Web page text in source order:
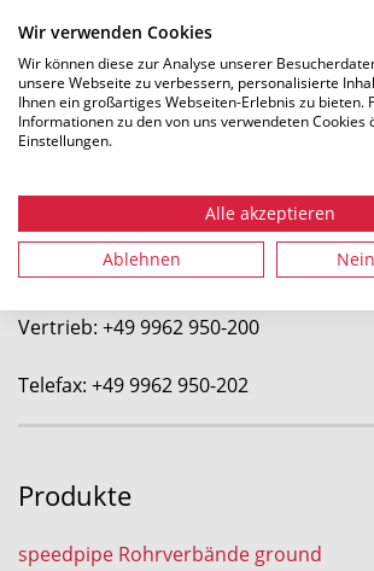
Wir verwenden Cookies
Wir können diese zur Analyse unserer
unsere Webseite zu verbessern, personalisierte
Ihnen ein großartiges Webseiten-Erlebnis zu bieten.
Informationen zu den von uns verwendeten Cookies
Einstellungen.
Alle akzeptieren
Ablehnen
gabo Systemtechnik GmbH
94559 Niederwinkling
Vertrieb: +49 9962 950-200
Telefax: +49 9962 950-202
Produkte
speedpipe Rohrverbände ground